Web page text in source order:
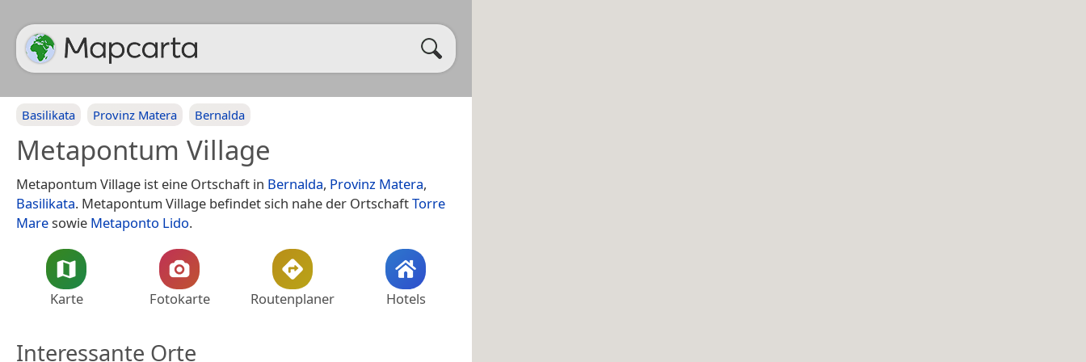
Basilikata Provinz Matera Bernalda
Metapontum Village
Metapontum Village ist eine Ortschaft in Bernalda, Provinz Matera,
Basilikata. Metapontum Village befindet sich nahe der OrtschaftTorre
Maresowie Metaponto Lido.
Karte Fotokarte Routenplaner Hotels
Interessante Orte